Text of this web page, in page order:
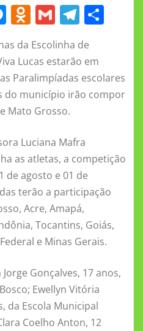
M
ss
e
n
g
er
O
d
n
o
kl
a
ss
ni
ki
G
m
ai
l
T
el
e
gr
a
re
da Escolinha de
Lucas estarão em
Paralimpíadas escolares
do município irão compor
Mato Grosso.
Luciana Mafra
as atletas, a competição
de agosto e 01 de
terão a participação
Acre, Amapá,
Tocantins, Goiás,
e Minas Gerais.
Gonçalves, 17 anos,
Ewellyn Vitória
da Escola Municipal
Coelho Anton, 12